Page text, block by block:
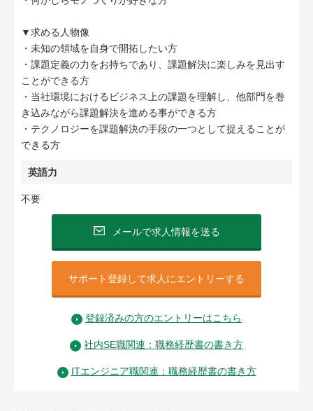
▼求める人物像
・未知の領域を自身で開拓したい方
・課題定義の力をお持ちであり、課題解決に楽しみを見出す
ことができる方
・当社環境におけるビジネス上の課題を理解し、他部門を巻
き込みながら課題解決を進める事ができる方
・テクノロジーを課題解決の手段の一つとして捉えることが
できる方
英語力
不要
メールで求人情報を送る
サポート登録して求人にエントリーする
登録済みの方のエントリーはこちら
社内SE職関連：職務経歴書の書き方
ITエンジニア職関連：職務経歴書の書き方